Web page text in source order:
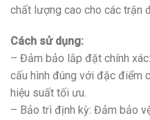
chất lượng cao cho các trận
Cách sử dụng:
– Đảm bảo lắp đặt chính
cấu hình đúng với đặc điểm
hiệu suất tối ưu.
– Bảo trì định kỳ: Đảm bảo